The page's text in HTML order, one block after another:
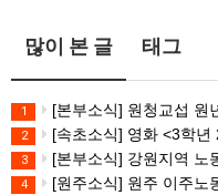
많이 본 글 태그
1 [본부소식] 원청교섭 원년. 초기업교섭 돌
2 [속초소식] 영화 <3학년
3 [본부소식] 강원지역 노
4 [원주소식] 원주 이주노